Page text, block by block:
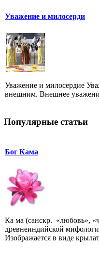
Уважение и милосерди
Уважение и милосердие
внешним. Внешнее
Популярные статьи
Бог Кама
Ка ма (санскр. «любовь»,
древнеиндийской
Изображается в виде